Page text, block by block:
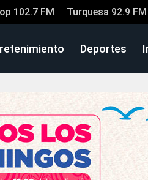
102.7 FM Turquesa 92.9 FM
Deportes